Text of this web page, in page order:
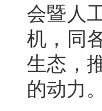
会暨人
机，同
生态，
的动力。